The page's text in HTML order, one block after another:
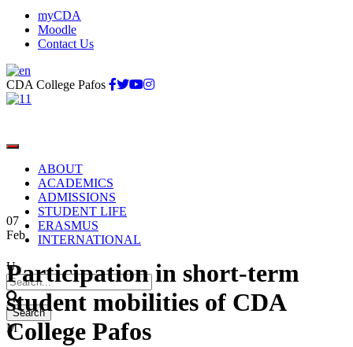
myCDA
Moodle
Contact Us
CDA College Pafos
ABOUT
ACADEMICS
ADMISSIONS
STUDENT LIFE
ERASMUS
INTERNATIONAL
07
Feb
Participation in short-term
student mobilities of CDA
College Pafos